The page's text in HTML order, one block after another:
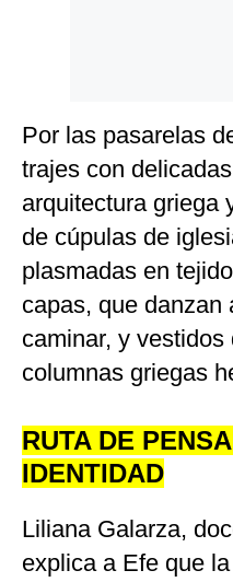
Por las pasarelas
trajes con
arquitectura griega
de cúpulas de
plasmadas en
capas, que danzan
caminar, y vestidos
columnas griegas
RUTA DE
IDENTIDAD
Liliana Galarza,
explica a Efe que